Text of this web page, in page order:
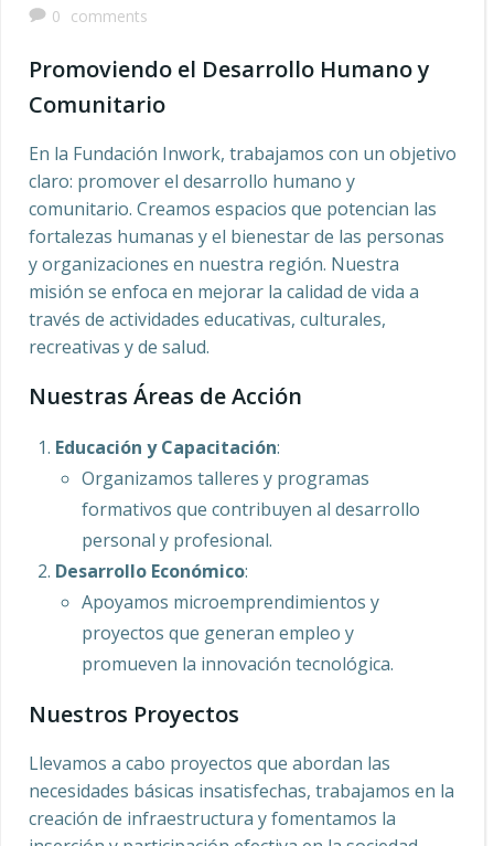
0 comments
Promoviendo el Desarrollo Humano y
Comunitario
En la Fundación Inwork, trabajamos con un objetivo
claro: promover el desarrollo humano y
comunitario. Creamos espacios que potencian las
fortalezas humanas y el bienestar de las personas
y organizaciones en nuestra región. Nuestra
misión se enfoca en mejorar la calidad de vida a
través de actividades educativas, culturales,
recreativas y de salud.
Nuestras Áreas de Acción
Educación y Capacitación:
Organizamos talleres y programas
formativos que contribuyen al desarrollo
personal y profesional.
Desarrollo Económico:
Apoyamos microemprendimientos y
proyectos que generan empleo y
promueven la innovación tecnológica.
Nuestros Proyectos
Llevamos a cabo proyectos que abordan las
necesidades básicas insatisfechas, trabajamos en la
creación de infraestructura y fomentamos la